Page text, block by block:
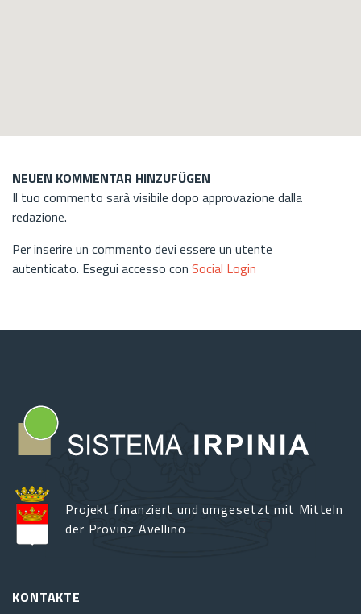
NEUEN KOMMENTAR HINZUFÜGEN
Il tuo commento sarà visibile dopo approvazione dalla
redazione.
Per inserire un commento devi essere un utente
autenticato. Esegui accesso con Social Login
Projekt finanziert und umgesetzt mit Mitteln
der Provinz Avellino
KONTAKTE